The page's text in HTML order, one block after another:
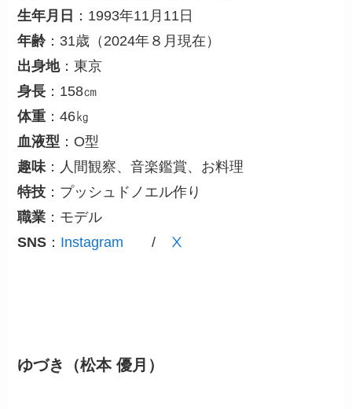
生年月日 ：1993年11月11日
年齢：31歳（2024年８月現在）
出身地：東京
身長 ：158㎝
体重 ：46㎏
血液型 ：O型
趣味：人間観察、音楽鑑賞、お料理
特技 ：プッシュドノエル作り
職業 ：モデル
SNS ： Instagram / Ⅹ
ゆづき（松本 優月）